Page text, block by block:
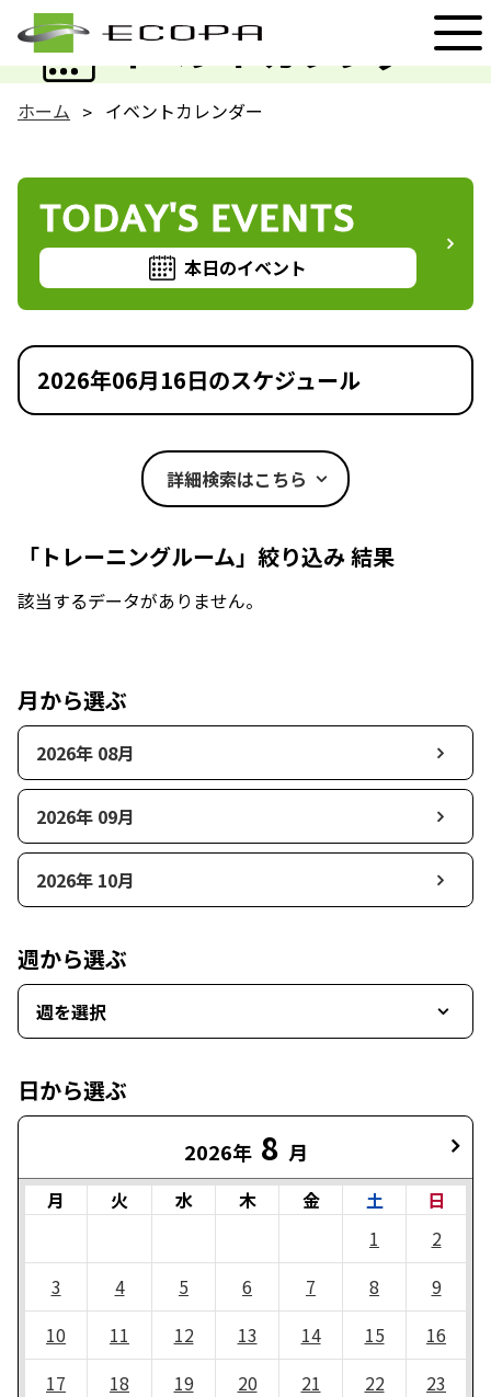
イベントカレンダー
EVENT
ホーム イベントカレンダー
TODAY'S EVENTS
本日のイベント
2026年06月16日のスケジュール
詳細検索はこちら
「トレーニングルーム」絞り込み 結果
該当するデータがありません。
月から選ぶ
2026年 08月
2026年 09月
2026年 10月
週から選ぶ
週を選択
日から選ぶ
2026年 8 月
月 火 水 木 金 土
日
1
2
3
4 5 6 7 8
9
10
11 12 13 14 15
16
17
18 19 20 21 22
23